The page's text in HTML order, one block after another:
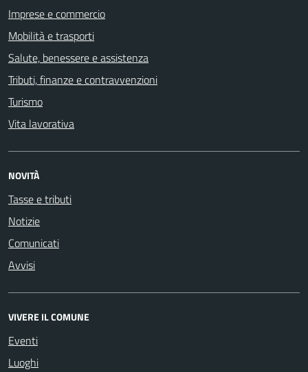
Imprese e commercio
Mobilità e trasporti
Salute, benessere e assistenza
Tributi, finanze e contravvenzioni
Turismo
Vita lavorativa
NOVITÀ
Tasse e tributi
Notizie
Comunicati
Avvisi
VIVERE IL COMUNE
Eventi
Luoghi